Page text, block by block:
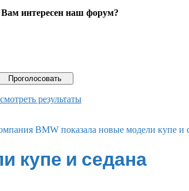
интересен наш форум?
результаты
BMW показала новые модели купе и
купе и седана